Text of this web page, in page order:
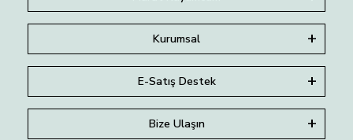
Kurumsal
E-Satış Destek
Bize Ulaşın